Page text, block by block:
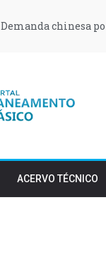
Demanda chinesa
ACERVO TÉCNICO